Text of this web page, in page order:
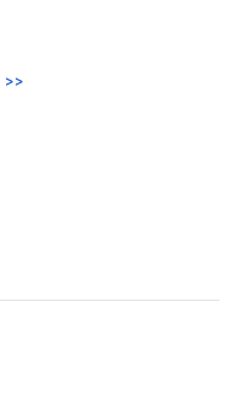
>>